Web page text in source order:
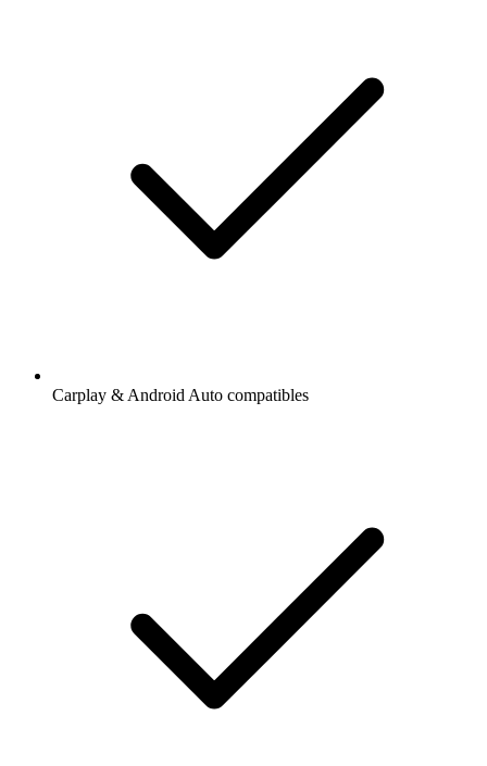
Carplay & Android Auto compatibles